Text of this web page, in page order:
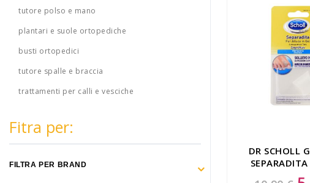
Sanitari e Medicazioni
Cura della Casa
Apparecchiature Elettromedicali
Idee regalo
DR SCHOLL
tutore polso e mano
plantari e suole ortopediche
busti ortopedici
tutore spalle e braccia
trattamenti per calli e vesciche
Fitra per:
FILTRA PER BRAND